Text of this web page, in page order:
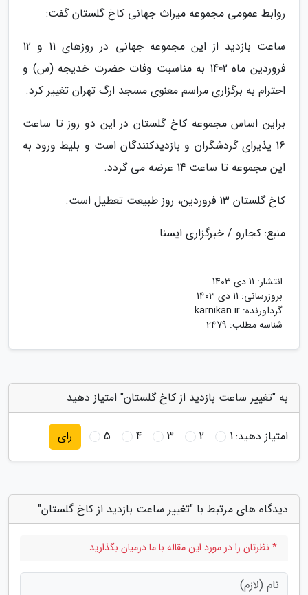
روابط عمومی مجموعه میراث جهانی کاخ گلستان گفت:
ساعت بازدید از این مجموعه جهانی در روزهای 11 و 12
فروردین ماه 1402 به مناسبت وفات حضرت خدیجه (س) و
احترام به برگزاری مراسم معنوی مسجد ارگ تهران تغییر کرد.
براین اساس مجموعه کاخ گلستان در این دو روز تا ساعت
16 پذیرای گردشگران و بازدیدکنندگان است و بلیط ورود به
این مجموعه تا ساعت 14 عرضه می گردد.
کاخ گلستان 13 فروردین، روز طبیعت تعطیل است.
منبع: کجارو / خبرگزاری ایسنا
انتشار: 11 دی 1403
بروزرسانی: 11 دی 1403
گردآورنده: karnikan.ir
شناسه مطلب: 2479
به "تغییر ساعت بازدید از کاخ گلستان" امتیاز دهید
امتیاز دهید:1
2
3
4
5 رای
دیدگاه های مرتبط با "تغییر ساعت بازدید از کاخ گلستان"
* نظرتان را در مورد این مقاله با ما درمیان بگذارید